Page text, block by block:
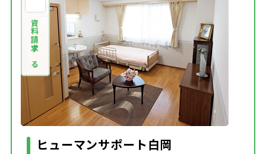
資料請求する
ヒューマンサポート白岡